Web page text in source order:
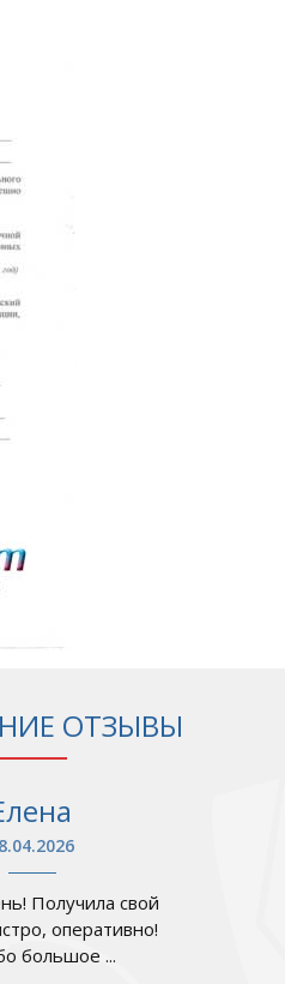
ОТЗЫВЫ
Получила свой
оперативно!
большое ...